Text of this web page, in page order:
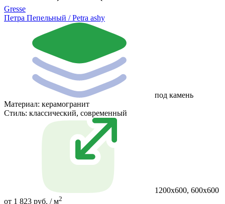
Gresse
Петра Пепельный / Petra ashy
под камень
Материал: керамогранит
Стиль: классический, современный
1200х600, 600х600
от 1 823 руб. / м2